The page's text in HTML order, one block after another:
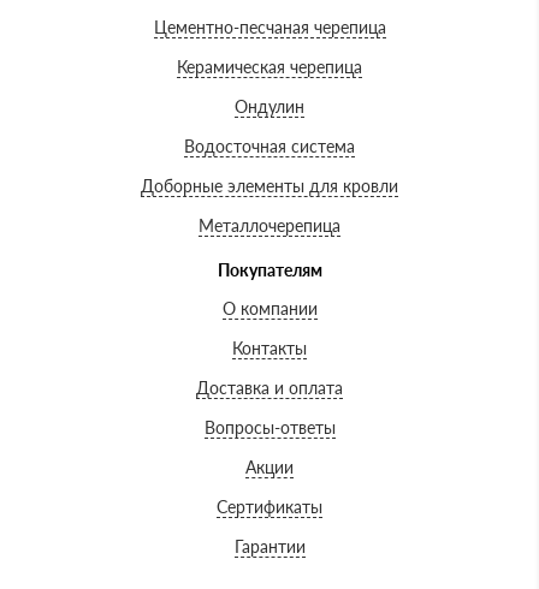
Цементно-песчаная черепица
Керамическая черепица
Ондулин
Водосточная система
Доборные элементы для кровли
Металлочерепица
Покупателям
О компании
Контакты
Доставка и оплата
Вопросы-ответы
Акции
Сертификаты
Гарантии